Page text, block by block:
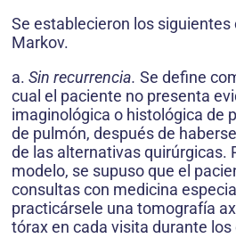
Se establecieron los
Markov.
a. Sin recurrencia. Se define
cual el paciente no presenta
imaginológica o histológica de
de pulmón, después de
de las alternativas quirúrgicas.
modelo, se supuso que el
consultas con medicina
practicársele una tomografía
tórax en cada visita durante los